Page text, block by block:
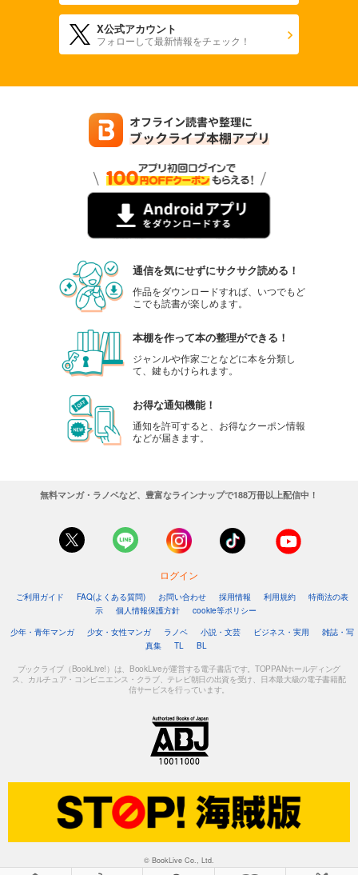
X公式アカウント
フォローして最新情報をチェック！
通信を気にせずにサクサク読める！
作品をダウンロードすれば、いつでもど
こでも読書が楽しめます。
本棚を作って本の整理ができる！
ジャンルや作家ごとなどに本を分類し
て、鍵もかけられます。
お得な通知機能！
通知を許可すると、お得なクーポン情報
などが届きます。
無料マンガ・ラノベなど、豊富なラインナップで188万冊以上配信中！
ログイン
ご利用ガイド FAQ(よくある質問) お問い合わせ 採用情報 利用規約
特商法の表
示
個人情報保護方針
cookie等ポリシー
少年・青年マンガ
少女・女性マンガ ラノベ 小説・文芸 ビジネス・実用
雑誌・写
真集
TL BL
ブックライブ（BookLive!）は、BookLiveが運営する電子書店です。TOPPANホールディング
ス、カルチュア・コンビニエンス・クラブ、テレビ朝日の出資を受け、日本最大級の電子書籍配
信サービスを行っています。
© BookLive Co., Ltd.